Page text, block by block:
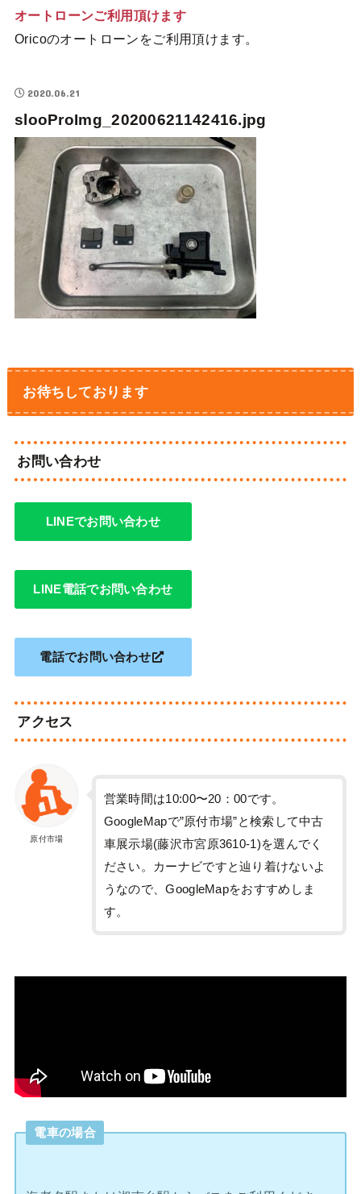
オートローンご利用頂けます
Oricoのオートローンをご利用頂けます。
2020.06.21
slooProImg_20200621142416.jpg
お待ちしております
お問い合わせ
LINEでお問い合わせ
LINE電話でお問い合わせ
電話でお問い合わせ
アクセス
原付市場
営業時間は10:00〜20：00です。
GoogleMapで”原付市場”と検索して中古
車展示場(藤沢市宮原3610-1)を選んでく
ださい。カーナビですと辿り着けないよ
うなので、GoogleMapをおすすめしま
す。
電車の場合